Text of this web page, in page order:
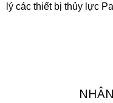
lý các thiết bị thủy lực